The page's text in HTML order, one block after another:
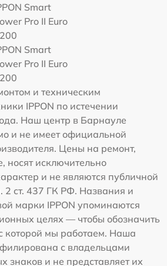
Smart
Pro II Euro
Smart
Pro II Euro
и техническим
IPPON по истечении
Наш центр в Барнауле
и не имеет официальной
Цены на ремонт,
носят исключительно
и не являются публичной
2 ст. 437 ГК РФ. Названия и
марки IPPON упоминаются
целях — чтобы обозначить
которой мы работаем. Наша
с владельцами
знаков и не представляет их